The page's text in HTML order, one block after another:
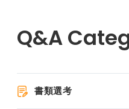
書類選考